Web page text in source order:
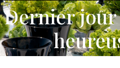
Dernier jour